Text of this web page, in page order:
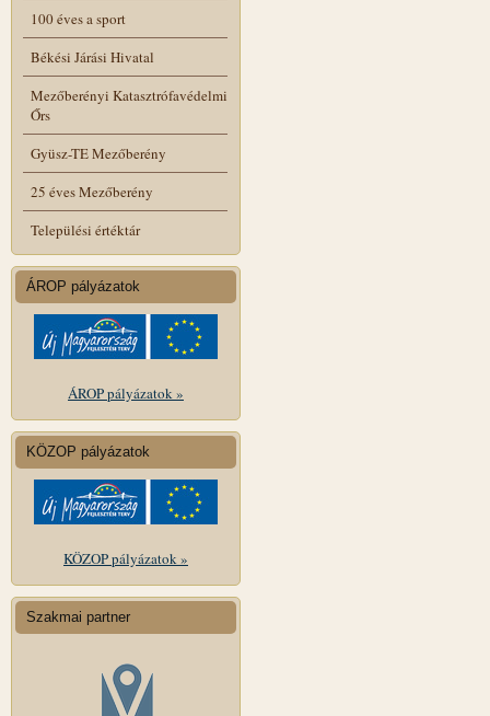
100 éves a sport
Békési Járási Hivatal
Mezőberényi Katasztrófavédelmi
Őrs
Gyüsz-TE Mezőberény
25 éves Mezőberény
Települési értéktár
ÁROP pályázatok
ÁROP pályázatok »
KÖZOP pályázatok
KÖZOP pályázatok »
Szakmai partner